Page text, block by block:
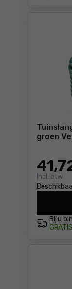
groen
41
Incl. btw
Bij u
GRATIS